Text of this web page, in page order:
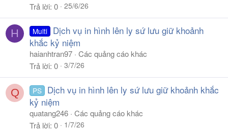
Trả lời 0 25/6/26
H Multi
Dịch vụ in hình lên ly sứ lưu giữ khoảnh
khắc kỷ niệm
haianhtran97 Các quảng cáo khác
Trả lời 0 3/7/26
Q PS
Dịch vụ in hình lên ly sứ lưu giữ khoảnh khắc
kỷ niệm
quatang246 Các quảng cáo khác
Trả lời 0 1/7/26